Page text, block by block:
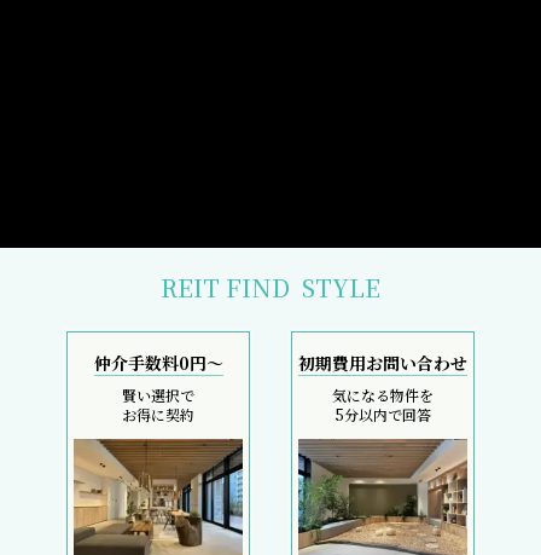
REIT FIND STYLE
仲介手数料0円～
賢い選択で
お得に契約
初期費用お問い合わせ
気になる物件を
5分以内で回答